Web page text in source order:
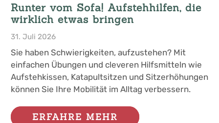
Runter vom Sofa! Aufstehhilfen, die
wirklich etwas bringen
31. Juli 2026
Sie haben Schwierigkeiten, aufzustehen? Mit
einfachen Übungen und cleveren Hilfsmitteln wie
Aufstehkissen, Katapultsitzen und Sitzerhöhungen
können Sie Ihre Mobilität im Alltag verbessern.
ERFAHRE MEHR